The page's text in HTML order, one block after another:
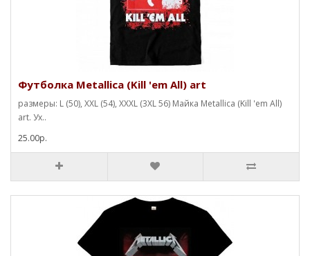
Футболка Metallica (Kill 'em All) art
размеры: L (50), XXL (54), XXXL (3XL 56) Майка Metallica (Kill 'em All)
art. Ух..
25.00р.